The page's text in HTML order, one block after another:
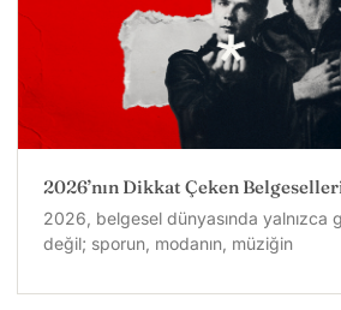
2026’nın Dikkat Çeken
2026, belgesel dünyasında yalnızca
değil; sporun, modanın, müziğin